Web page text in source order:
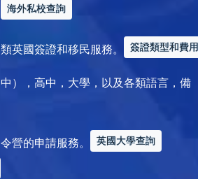
海外私校查詢
英國簽證和移民服務。 簽證類型和費用
），高中，大學，以及各類語言，備
營的申請服務。 英國大學查詢